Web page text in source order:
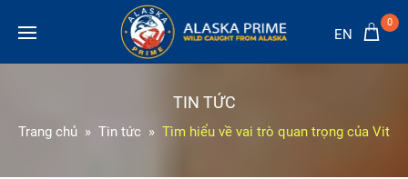
EN
0
TIN TỨC
Trang chủ Tin tức Tìm hiểu về vai trò quan trọng của